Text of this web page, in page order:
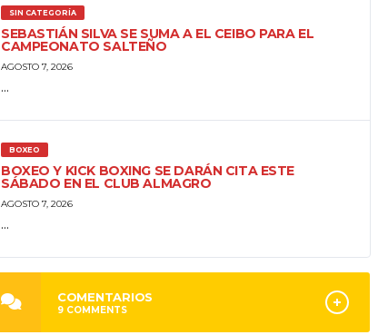
SIN CATEGORÍA
SEBASTIÁN SILVA SE SUMA A EL CEIBO PARA EL
CAMPEONATO SALTEÑO
AGOSTO 7, 2026
...
BOXEO
BOXEO Y KICK BOXING SE DARÁN CITA ESTE
SÁBADO EN EL CLUB ALMAGRO
AGOSTO 7, 2026
...
COMENTARIOS
9 COMMENTS